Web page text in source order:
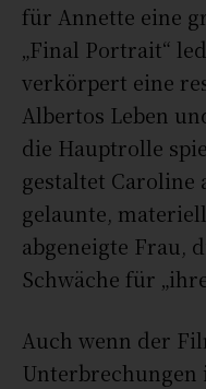
für Annette eine
„Final Portrait“
verkörpert eine
Albertos Leben
die Hauptrolle
gestaltet Caroline
gelaunte,
abgeneigte Frau,
Schwäche für
Auch wenn der
Unterbrechungen